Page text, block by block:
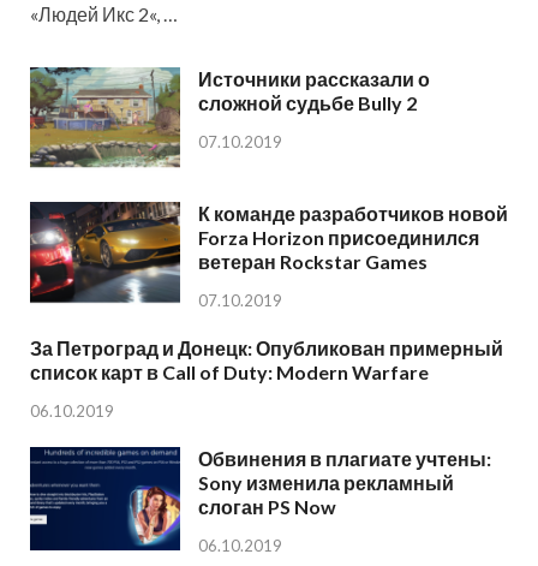
«Людей Икс 2«, …
Источники рассказали о
сложной судьбе Bully 2
07.10.2019
К команде разработчиков новой
Forza Horizon присоединился
ветеран Rockstar Games
07.10.2019
За Петроград и Донецк: Опубликован примерный
список карт в Call of Duty: Modern Warfare
06.10.2019
Обвинения в плагиате учтены:
Sony изменила рекламный
слоган PS Now
06.10.2019